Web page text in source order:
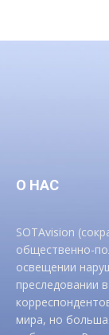
О НАС
SOTAvision
общественно-
освещении
преследовании
мира, но